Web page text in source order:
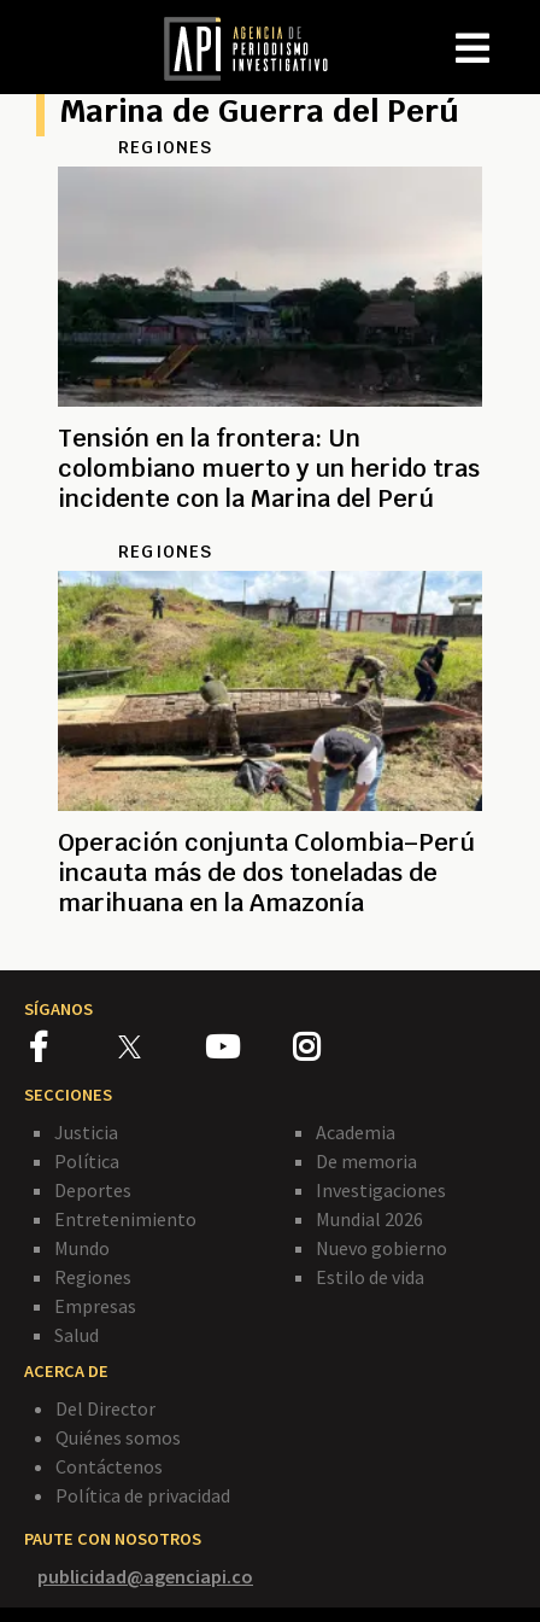
Marina de Guerra del Perú
REGIONES
Tensión en la frontera: Un
colombiano muerto y un herido tras
incidente con la Marina del Perú
REGIONES
Operación conjunta Colombia–Perú
incauta más de dos toneladas de
marihuana en la Amazonía
SÍGANOS
SECCIONES
Justicia
Política
Deportes
Entretenimiento
Mundo
Regiones
Empresas
Salud
Academia
De memoria
Investigaciones
Mundial 2026
Nuevo gobierno
Estilo de vida
ACERCA DE
Del Director
Quiénes somos
Contáctenos
Política de privacidad
PAUTE CON NOSOTROS
publicidad@agenciapi.co